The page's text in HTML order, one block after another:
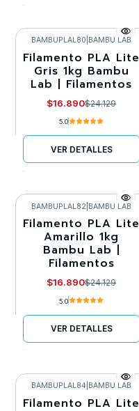
-30%
Agotado
BAMBUPLAL80 BAMBU LAB
Filamento PLA Lite
Gris 1kg Bambu
Lab | Filamentos
$16.890$24.129
5.0
VER DETALLES
-30%
Llega el 20/09/2026
BAMBUPLAL82 BAMBU LAB
Filamento PLA Lite
Amarillo 1kg
Bambu Lab |
Filamentos
$16.890$24.129
5.0
VER DETALLES
-30%
BAMBUPLAL84 BAMBU LAB
Filamento PLA Lite